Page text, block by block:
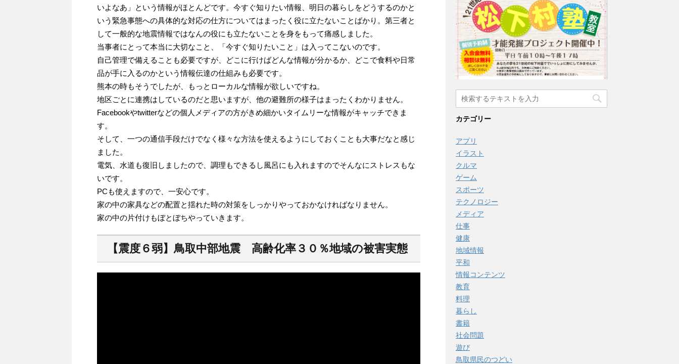
いよなあ」という情報がほとんどです。今すぐ知りたい情報、明日の暮らしをどうするのかと
いう緊急事態への具体的な対応の仕方についてはまったく役に立たないことばかり。第三者と
して一般的な地震情報ではなんの役にも立たないことを身をもって痛感しました。
当事者にとって本当に大切なこと、「今すぐ知りたいこと」は入ってこないのです。
自己管理で備えることも必要ですが、どこに行けばどんな情報が分かるか、どこで食料や日常
品が手に入るのかという情報伝達の仕組みも必要です。
熊本の時もそうでしたが、もっとローカルな情報が欲しいですね。
地区ごとに連携はしているのだと思いますが、他の避難所の様子はまったくわかりません。
Facebookやtwitterなどの個人メディアの方がきめ細かいタイムリーな情報がキャッチできま
す。
そして、一つの通信手段だけでなく様々な方法を使えるようにしておくことも大事だなと感じ
ました。
電気、水道も復旧しましたので、調理もできるし風呂にも入れますのでそんなにストレスもな
いです。
PCも使えますので、一安心です。
家の中の家具などの配置と揺れた時の対策をしっかりやっておかなければなりません。
家の中の片付けもぼとぼちやっていきます。
【震度６弱】鳥取中部地震 高齢化率３０％地域の被害実態
カテゴリー
アプリ
イラスト
クルマ
ゲーム
スポーツ
テクノロジー
メディア
仕事
健康
地域情報
平和
情報コンテンツ
教育
料理
暮らし
書籍
社会問題
遊び
鳥取県民のつどい